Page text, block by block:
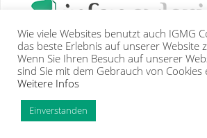
IGMG PRESSE
MITGLIEDSCHAFT
Copyright Islamische Gemeinschaft Millî
Wie viele Websites benutzt auch IGMG
das beste Erlebnis auf unserer Website
Wenn Sie Ihren Besuch auf unserer
sind Sie mit dem Gebrauch von Cookies
Weitere Infos
Einverstanden